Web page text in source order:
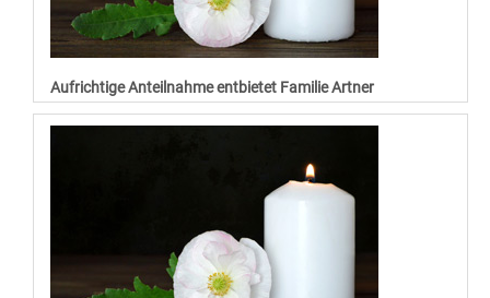
Aufrichtige Anteilnahme entbietet Familie Artner